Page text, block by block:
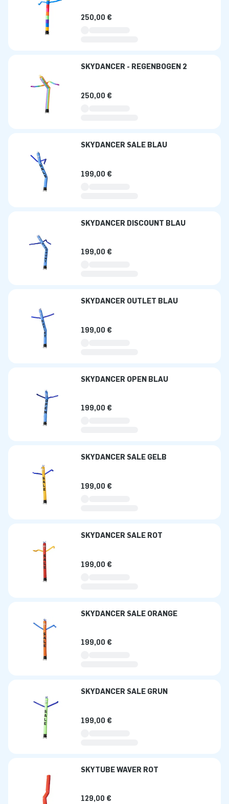
250,00 €
SKYDANCER - REGENBOGEN 2
250,00 €
SKYDANCER SALE BLAU
199,00 €
SKYDANCER DISCOUNT BLAU
199,00 €
SKYDANCER OUTLET BLAU
199,00 €
SKYDANCER OPEN BLAU
199,00 €
SKYDANCER SALE GELB
199,00 €
SKYDANCER SALE ROT
199,00 €
SKYDANCER SALE ORANGE
199,00 €
SKYDANCER SALE GRÜN
199,00 €
SKYTUBE WAVER ROT
129,00 €